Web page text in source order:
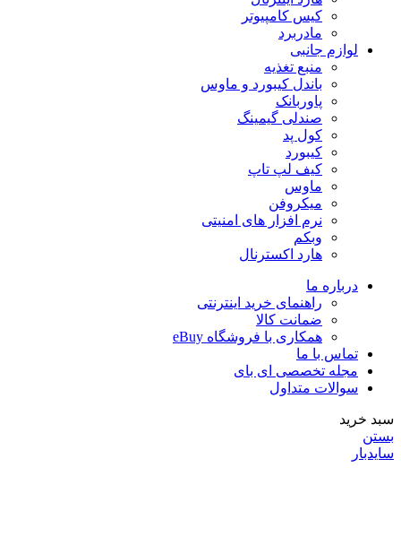
کیس کامپیوتر
مادربرد
لوازم جانبی
منبع تغذیه
باندل کیبورد و ماوس
پاوربانک
صندلی گیمینگ
کول پد
کیبورد
کیف لپ تاپ
ماوس
میکروفن
نرم افزار های امنیتی
وبکم
هارد اکسترنال
درباره ما
راهنمای خرید اینترنتی
ضمانت کالا
همکاری با فروشگاه eBuy
تماس با ما
مجله تخصصی ای‌ بای
سوالات متداول
سبد خرید
بستن
سایدبار